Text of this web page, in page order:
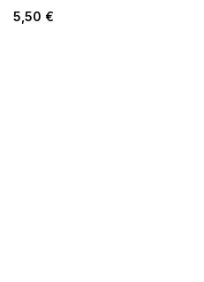
5,50 €